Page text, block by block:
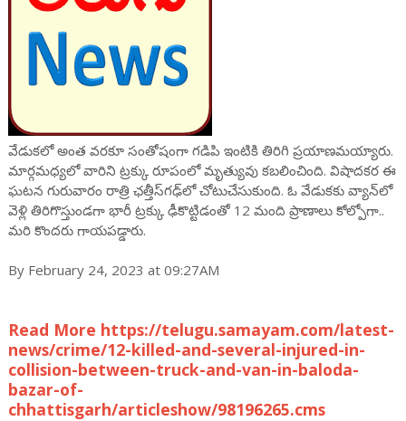
వేడుకలో అంత వరకూ సంతోషంగా గడిపి ఇంటికి తిరిగి ప్రయాణమయ్యారు.
మార్గమధ్యలో వారిని ట్రక్కు రూపంలో మృత్యువు కబలించింది. విషాదకర ఈ
ఘటన గురువారం రాత్రి ‌ఛత్తీస్‌గఢ్‌లో చోటుచేసుకుంది. ఓ వేడుకకు వ్యాన్‌లో
వెళ్లి తిరిగొస్తుండగా భారీ ట్రక్కు ఢీకొట్టిడంతో 12 మంది ప్రాణాలు కోల్పోగా..
మరి కొందరు గాయపడ్డారు.
By February 24, 2023 at 09:27AM
Read More https://telugu.samayam.com/latest-
news/crime/12-killed-and-several-injured-in-
collision-between-truck-and-van-in-baloda-
bazar-of-
chhattisgarh/articleshow/98196265.cms